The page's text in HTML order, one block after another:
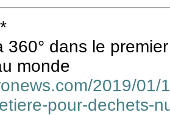
360° dans le
monde
2019/01/
pour-dechets-